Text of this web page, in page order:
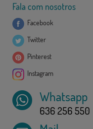
Fala com nosotros
Facebook
Twitter
Pinterest
Instagram
Whatsapp
636 256 550